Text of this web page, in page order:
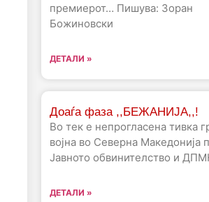
премиерот… Пишува: Зоран
Божиновски
ДЕТАЛИ »
Доаѓа фаза ,,БЕЖАНИЈА,,!
Во тек е непрогласена тивка
војна во Северна Македонија
Јавното обвинителство и
ДЕТАЛИ »